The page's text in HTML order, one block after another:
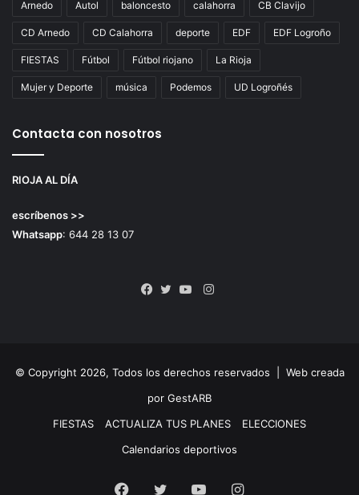
Arnedo Autol baloncesto calahorra CB Clavijo
CD Arnedo CD Calahorra deporte EDF EDF Logroño
FIESTAS Fútbol Fútbol riojano La Rioja
Mujer y Deporte música Podemos UD Logroñés
Contacta con nosotros
RIOJA AL DÍA
escríbenos >>
Whatsapp: 644 28 13 07
Instagram
© Copyright 2026, Todos los derechos reservados | Web creada
por GestARB
FIESTAS
ACTUALIZA TUS PLANES
ELECCIONES
Calendarios deportivos
Facebook
Twitter YouTubeInstagram